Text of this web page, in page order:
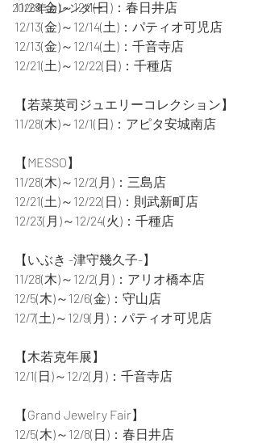
2026年カレンダー
11/29(金)～12/1(日)：春日井店
12/13(金)～12/14(土)：パティオ可児店
12/13(金)～12/14(土)：千音寺店
12/21(土)～12/22(日)：千種店
【若菜英司ジュエリーコレクション】
11/28(木)～12/1(日)：アピタ安城南店
【MESSO】
11/28(木)～12/2(月)：三島店
12/21(土)～12/22(日)：則武新町店
12/23(月)～12/24(火)：千種店
【いぶき -津守幾久子-】
11/28(木)～12/2(月)：アリオ橋本店
12/5(木)～12/6(金)：守山店
12/7(土)～12/9(月)：パティオ可児店
【木若克年展】
12/1(日)～12/2(月)：千音寺店
【Grand Jewelry Fair】
12/5(木)～12/8(日)：春日井店